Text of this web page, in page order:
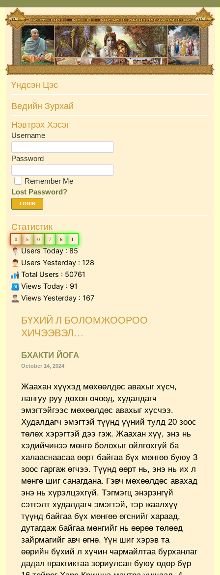
Skip
to
content
Үндсэн Цэс
Ведийн Зурхай
Нэвтрэх Хэсэг
Username
Password
Remember Me
Lost Password?
LOGIN
Статистик
0 5 0 7 6 1
Users Today : 85
Users Yesterday : 128
Total Users : 50761
Views Today : 91
Views Yesterday : 167
БҮХИЙ Л БОЛОМЖООРОО
ХИЧЭЭВЭЛ…
БХАКТИ ЙОГА
October 14, 2024
Жаахан хүүхэд мөхөөлдөс авахыг хүсч,
лангуу руу дөхөн очоод, худалдагч
эмэгтэйгээс мөхөөлдөс авахыг хүсчээ.
Худалдагч эмэгтэй түүнд үүний тулд 20 зоос
төлөх хэрэгтэй дээ гэж. Жаахан хүү, энэ нь
хэдийчинээ мөнгө болохыг ойлгохгүй ба
халааснаасаа өөрт байгаа бүх мөнгөө буюу 3
зоос гаргаж өгчээ. Түүнд өөрт нь, энэ нь их л
мөнгө шиг санагдана. Гэвч мөхөөлдөс авахад
энэ нь хүрэлцэхгүй. Тэгмэгц энэрэнгүй
сэтгэлт худалдагч эмэгтэй, тэр жаалхүү
түүнд байгаа бүх мөнгөө өгснийг хараад,
дутагдаж байгаа мөнгийг нь өөрөө төлөөд
зайрмагийг авч өгнө. Үүн шиг хэрэв та
өөрийн бүхий л хүчин чармайлтаа бурханлаг
дадал практиктаа зориулсан буюу өдөр бүр
PagePage